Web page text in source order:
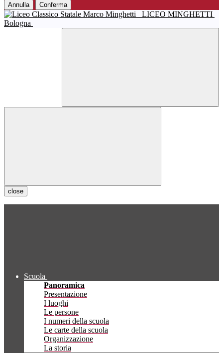
Annulla Conferma
LICEO MINGHETTI
Bologna
close
Scuola
Panoramica
Presentazione
I luoghi
Le persone
I numeri della scuola
Le carte della scuola
Organizzazione
La storia